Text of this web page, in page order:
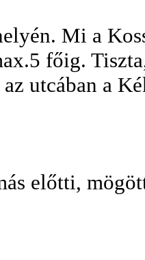
Mi a
főig.
utcában a
előtti,